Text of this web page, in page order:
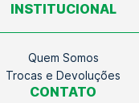
INSTITUCIONAL
Quem Somos
Trocas e Devoluções
CONTATO